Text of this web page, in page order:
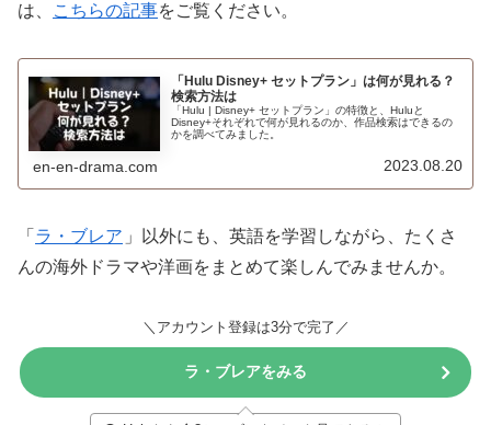
は、
こちらの記事をご覧ください。
「Hulu Disney+ セットプラン」は何が見れる？
検索方法は
「Hulu | Disney+ セットプラン」の特徴と、Huluと
Disney+それぞれで何が見れるのか、作品検索はできるの
かを調べてみました。
en-en-drama.com 2023.08.20
「 ラ・ブレア 」以外にも、英語を学習しながら、たくさ
んの海外ドラマや洋画をまとめて楽しんでみませんか。
＼アカウント登録は3分で完了／
ラ・ブレアをみる